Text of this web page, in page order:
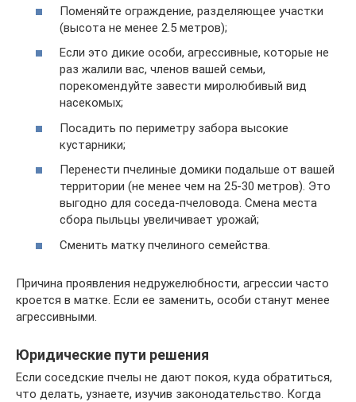
Поменяйте ограждение, разделяющее участки
(высота не менее 2.5 метров);
Если это дикие особи, агрессивные, которые не
раз жалили вас, членов вашей семьи,
порекомендуйте завести миролюбивый вид
насекомых;
Посадить по периметру забора высокие
кустарники;
Перенести пчелиные домики подальше от вашей
территории (не менее чем на 25-30 метров). Это
выгодно для соседа-пчеловода. Смена места
сбора пыльцы увеличивает урожай;
Сменить матку пчелиного семейства.
Причина проявления недружелюбности, агрессии часто
кроется в матке. Если ее заменить, особи станут менее
агрессивными.
Юридические пути решения
Если соседские пчелы не дают покоя, куда обратиться,
что делать, узнаете, изучив законодательство. Когда